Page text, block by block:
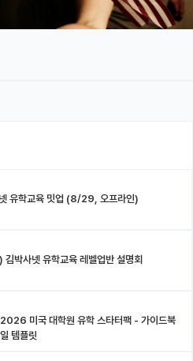
유학교육 밋업 (8/29, 오프라인)
박사넷 유학교육 레벨업반 설명회
템플릿